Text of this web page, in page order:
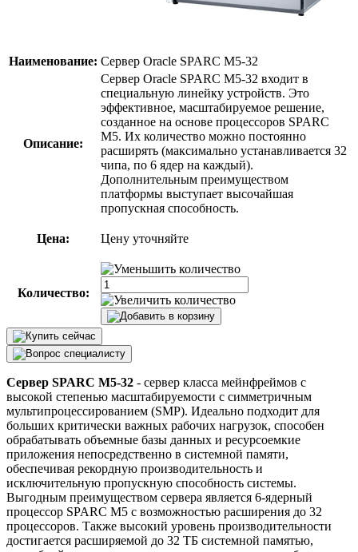
Наименование: Сервер Oracle SPARC M5-32
Описание:
Сервер Oracle SPARC M5-32 входит в
специальную линейку устройств. Это
эффективное, масштабируемое решение,
созданное на основе процессоров SPARC
M5. Их количество можно постоянно
расширять (максимально устанавливается 32
чипа, по 6 ядер на каждый).
Дополнительным преимуществом
платформы выступает высочайшая
пропускная способность.
Цена: Цену уточняйте
Количество:
Сервер SPARC M5-32 - сервер класса мейнфреймов с
высокой степенью масштабируемости с симметричным
мультипроцессированием (SMP). Идеально подходит для
больших критически важных рабочих нагрузок, способен
обрабатывать объемные базы данных и ресурсоемкие
приложения непосредственно в системной памяти,
обеспечивая рекордную производительность и
исключительную пропускную способность системы.
Выгодным преимуществом сервера является 6-ядерный
процессор SPARC M5 с возможностью расширения до 32
процессоров. Также высокий уровень производительности
достигается расширяемой до 32 ТБ системной памятью,